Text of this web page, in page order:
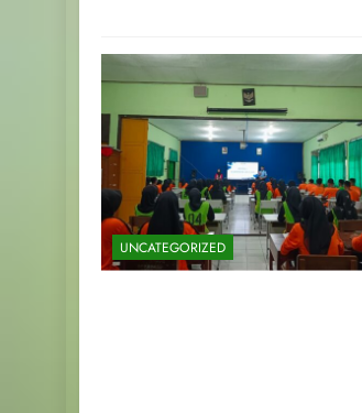
UNCATEGORIZED